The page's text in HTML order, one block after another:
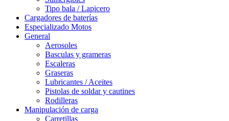
Tipo bala / Lapicero
Cargadores de baterías
Especializado Motos
General
Aerosoles
Basculas y grameras
Escaleras
Graseras
Lubricantes / Aceites
Pistolas de soldar y cautines
Rodilleras
Manipulación de carga
Carretillas